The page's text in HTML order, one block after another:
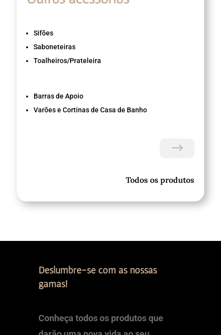
Sifões
Saboneteiras
Toalheiros/Prateleira
Barras de Apoio
Varões e Cortinas de Casa de Banho
$
Todos os produtos
Deslumbre-se com as nossas
gamas!
Conheça todos os produtos que